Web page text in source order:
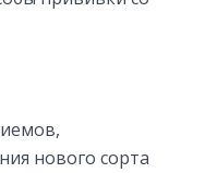
нового сорта